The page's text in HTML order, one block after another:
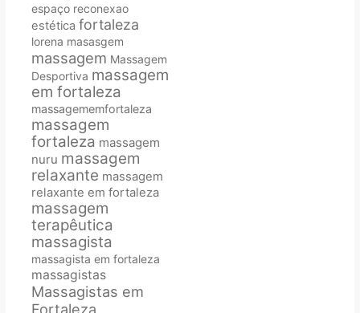
espaço reconexao
estética fortaleza
lorena masasgem
massagem Massagem
Desportiva massagem
em fortaleza
massagememfortaleza
massagem
fortaleza massagem
nuru massagem
relaxante massagem
relaxante em fortaleza
massagem
terapêutica
massagista
massagista em fortaleza
massagistas
Massagistas em
Fortaleza